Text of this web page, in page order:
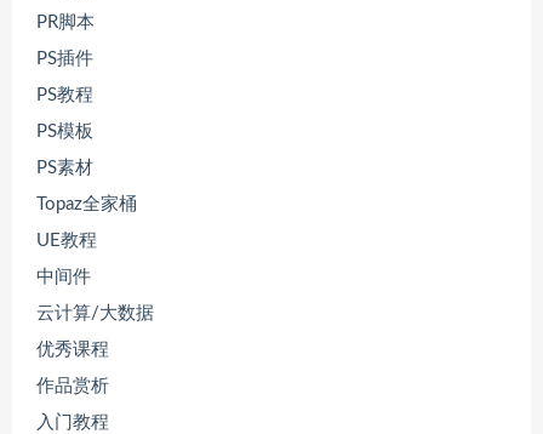
PR脚本
PS插件
PS教程
PS模板
PS素材
Topaz全家桶
UE教程
中间件
云计算/大数据
优秀课程
作品赏析
入门教程